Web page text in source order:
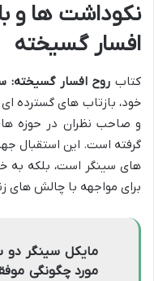
نکوداشت ها و
افسار گسیخته
کتاب روح افسار گسیخته:
خود، بازتاب های گسترده
و صاحب نظران در حوزه
گرفته است. این استقبال
های سینگر است، بلکه به
برای مواجهه با چالش های
مایکل سینگر دو
مورد چگونگی